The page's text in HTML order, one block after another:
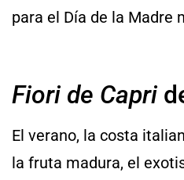
para el Día de la Madre
Fiori de Capri
El verano, la costa
la fruta madura, el